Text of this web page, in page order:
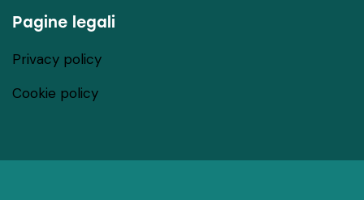
Pagine legali
Privacy policy
Cookie policy